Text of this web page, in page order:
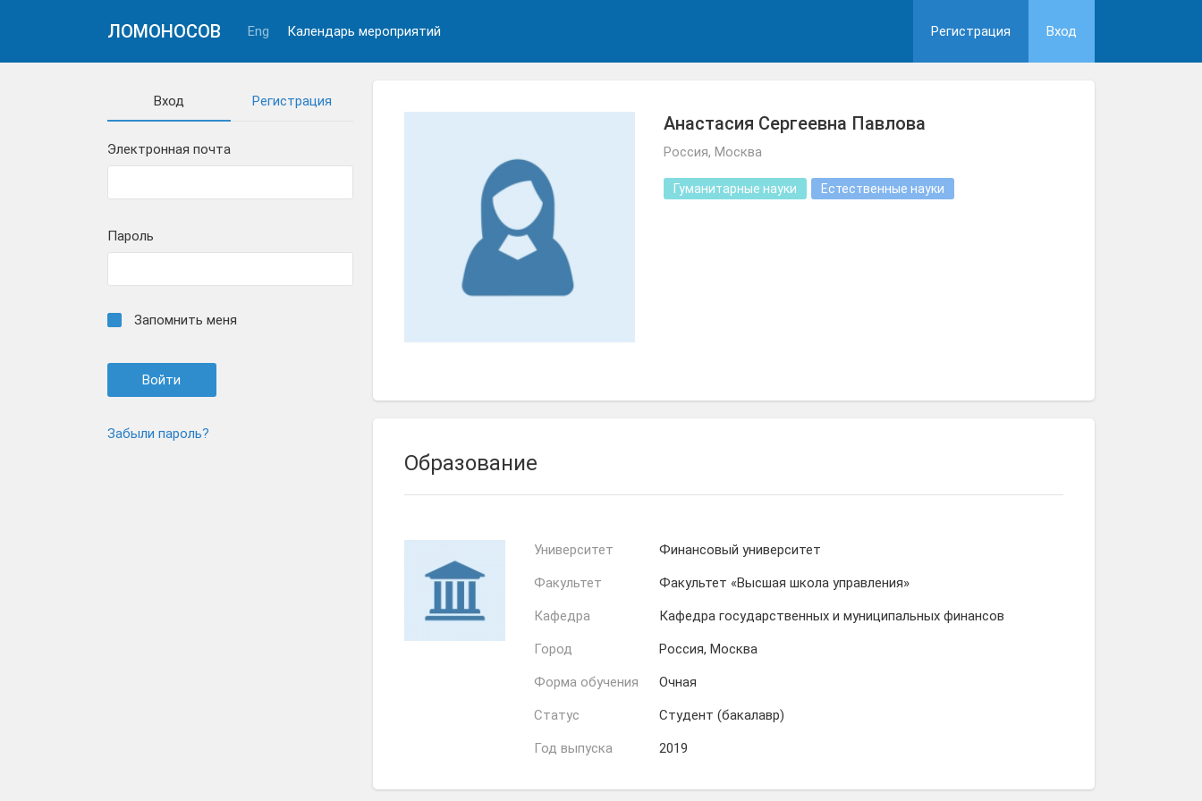
ЛОМОНОСОВ Eng Календарь мероприятий Регистрация Вход
Вход Регистрация
Электронная почта
Пароль
Запомнить меня
Забыли пароль?
Анастасия Сергеевна Павлова
Россия, Москва
Гуманитарные науки Естественные науки
Образование
Университет Финансовый университет
Факультет Факультет «Высшая школа управления»
Кафедра Кафедра государственных и муниципальных финансов
Город Россия, Москва
Форма обучения Очная
Статус Студент (бакалавр)
Год выпуска 2019